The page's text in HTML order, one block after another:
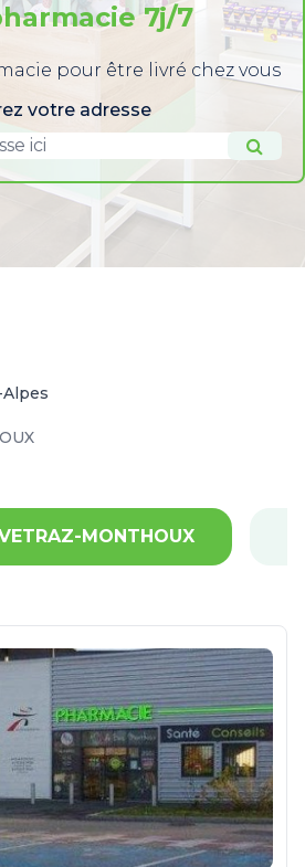
7j/7
pour être livré chez vous
votre adresse
MONTHOUX